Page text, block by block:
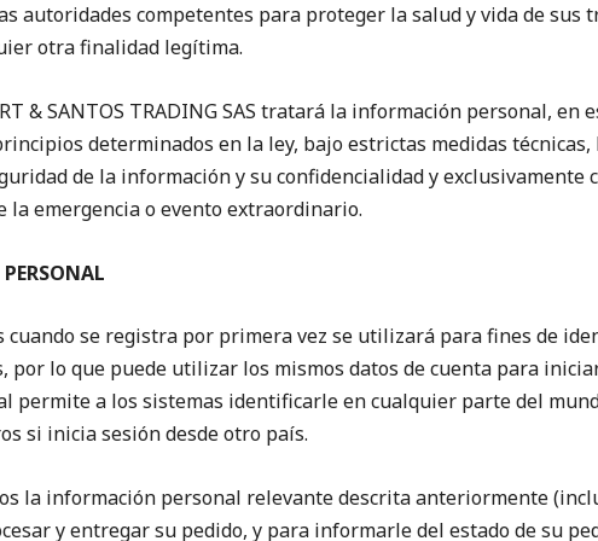
autoridades competentes para proteger la salud y vida de sus
otra finalidad legítima.
& SANTOS TRADING SAS tratará la información personal, en
determinados en la ley, bajo estrictas medidas técnicas,
de la información y su confidencialidad y exclusivamente
emergencia o evento extraordinario.
se registra por primera vez se utilizará para fines de
por lo que puede utilizar los mismos datos de cuenta para
permite a los sistemas identificarle en cualquier parte del
si inicia sesión desde otro país.
la información personal relevante descrita anteriormente
y entregar su pedido, y para informarle del estado de su